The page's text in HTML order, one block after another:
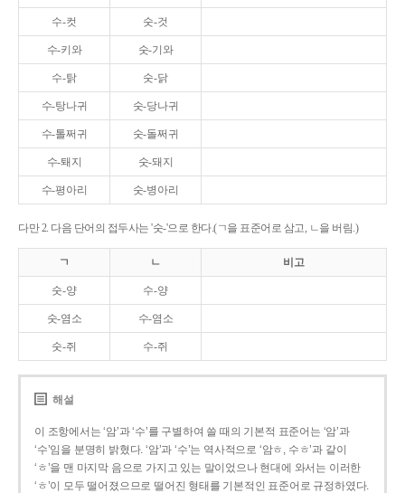
수-컷 숫-것
수-키와 숫-기와
수-탉 숫-닭
수-탕나귀 숫-당나귀
수-톨쩌귀 숫-돌쩌귀
수-퇘지 숫-돼지
수-평아리 숫-병아리
다만 2. 다음 단어의 접두사는 '숫-'으로 한다.(ㄱ을 표준어로 삼고, ㄴ을 버림.)
ㄱ ㄴ 비고
숫-양 수-양
숫-염소 수-염소
숫-쥐 수-쥐
해설
이 조항에서는 ‘암’과 ‘수’를 구별하여 쓸 때의 기본적 표준어는 ‘암’과
‘수’임을 분명히 밝혔다. ‘암’과 ‘수’는 역사적으로 ‘암ㅎ, 수ㅎ’과 같이
‘ㅎ’을 맨 마지막 음으로 가지고 있는 말이었으나 현대에 와서는 이러한
‘ㅎ’이 모두 떨어졌으므로 떨어진 형태를 기본적인 표준어로 규정하였다.